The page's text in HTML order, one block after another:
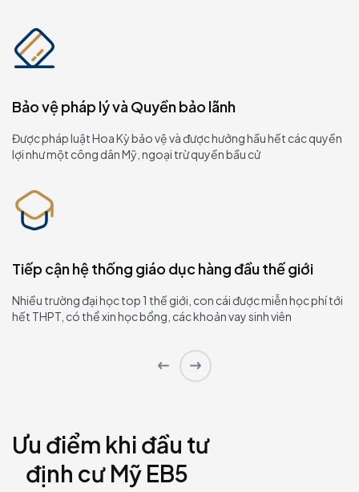
Bảo vệ pháp lý và Quyền bảo lãnh
Được pháp luật Hoa Kỳ bảo vệ và được hưởng hầu hết các quyền
lợi như một công dân Mỹ, ngoại trừ quyền bầu cử
Tiếp cận hệ thống giáo dục hàng đầu thế giới
Nhiều trường đại học top 1 thế giới, con cái được miễn học phí tới
hết THPT, có thể xin học bổng, các khoản vay sinh viên
Ưu điểm khi đầu tư
định cư Mỹ EB5